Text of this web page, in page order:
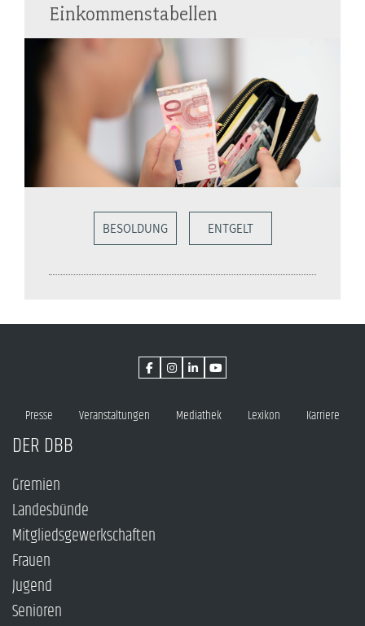
Einkommenstabellen
BESOLDUNG ENTGELT
Presse Veranstaltungen Mediathek Lexikon Karriere
DER DBB
Gremien
Landesbünde
Mitgliedsgewerkschaften
Frauen
Jugend
Senioren